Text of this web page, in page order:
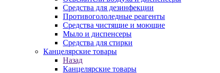
Средства для дезинфекции
Противогололедные реагенты
Средства чистящие и моющие
Мыло и диспенсеры
Средства для стирки
Канцелярские товары
Назад
Канцелярские товары